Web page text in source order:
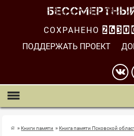
СОХРАНЕНО
ПОДДЕРЖАТЬ ПРОЕКТ
Книги памяти Книга памяти Псковской